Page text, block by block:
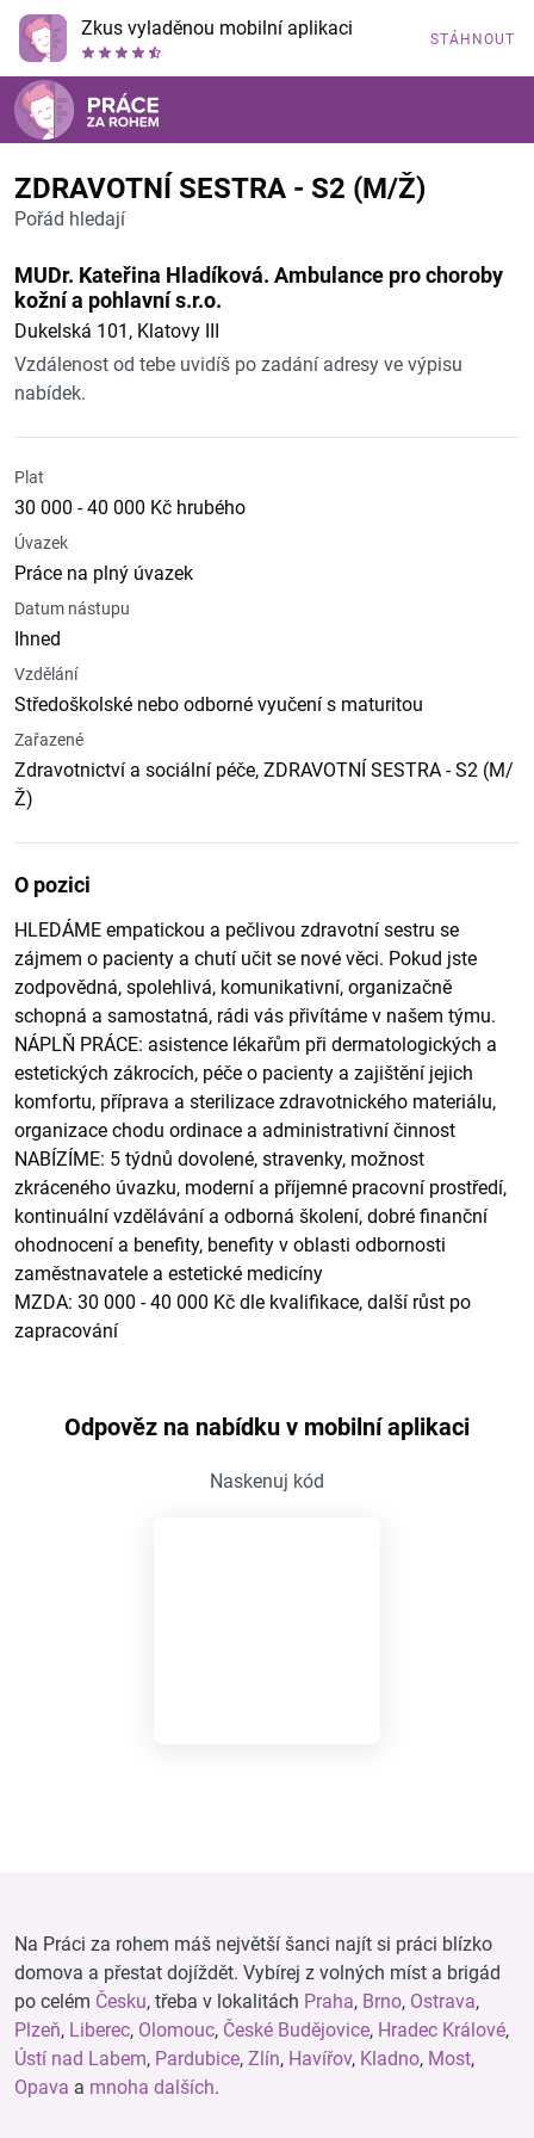
Zkus vyladěnou mobilní aplikaci STÁHNOUT
ZDRAVOTNÍ SESTRA - S2 (M/Ž)
Pořád hledají
MUDr. Kateřina Hladíková. Ambulance pro choroby
kožní a pohlavní s.r.o.
Dukelská 101, Klatovy III
Vzdálenost od tebe uvidíš po zadání adresy ve výpisu
nabídek.
Plat
30 000 - 40 000 Kč hrubého
Úvazek
Práce na plný úvazek
Datum nástupu
Ihned
Vzdělání
Středoškolské nebo odborné vyučení s maturitou
Zařazené
Zdravotnictví a sociální péče, ZDRAVOTNÍ SESTRA - S2 (M/
Ž)
O pozici
HLEDÁME empatickou a pečlivou zdravotní sestru se
zájmem o pacienty a chutí učit se nové věci. Pokud jste
zodpovědná, spolehlivá, komunikativní, organizačně
schopná a samostatná, rádi vás přivítáme v našem týmu.
NÁPLŇ PRÁCE: asistence lékařům při dermatologických a
estetických zákrocích, péče o pacienty a zajištění jejich
komfortu, příprava a sterilizace zdravotnického materiálu,
organizace chodu ordinace a administrativní činnost
NABÍZÍME: 5 týdnů dovolené, stravenky, možnost
zkráceného úvazku, moderní a příjemné pracovní prostředí,
kontinuální vzdělávání a odborná školení, dobré finanční
ohodnocení a benefity, benefity v oblasti odbornosti
zaměstnavatele a estetické medicíny
MZDA: 30 000 - 40 000 Kč dle kvalifikace, další růst po
zapracování
Odpověz na nabídku v mobilní aplikaci
Naskenuj kód
Na Práci za rohem máš největší šanci najít si práci blízko
domova a přestat dojíždět. Vybírej z volných míst a brigád
po celém Česku, třeba v lokalitách Praha, Brno, Ostrava,
Plzeň, Liberec, Olomouc, České Budějovice, Hradec Králové,
Ústí nad Labem, Pardubice, Zlín, Havířov, Kladno, Most,
Opava a mnoha dalších.